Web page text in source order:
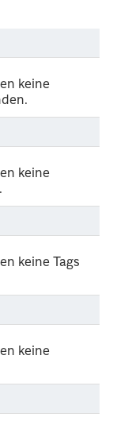
keine
keine
keine Tags
keine